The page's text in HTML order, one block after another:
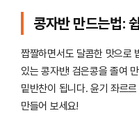
콩자반 만드는법:
짭짤하면서도 달콤한 맛으로
있는 콩자반! 검은콩을 졸여
밑반찬이 됩니다. 윤기 좌르
만들어 보세요!